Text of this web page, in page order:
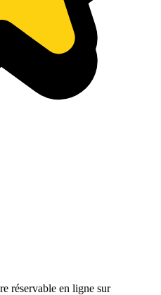
réservable en ligne sur